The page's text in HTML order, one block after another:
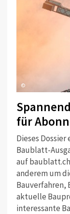
©
für
Dieses
Baublatt-
auf
anderem um
Bauverfahren,
aktuelle
interessante